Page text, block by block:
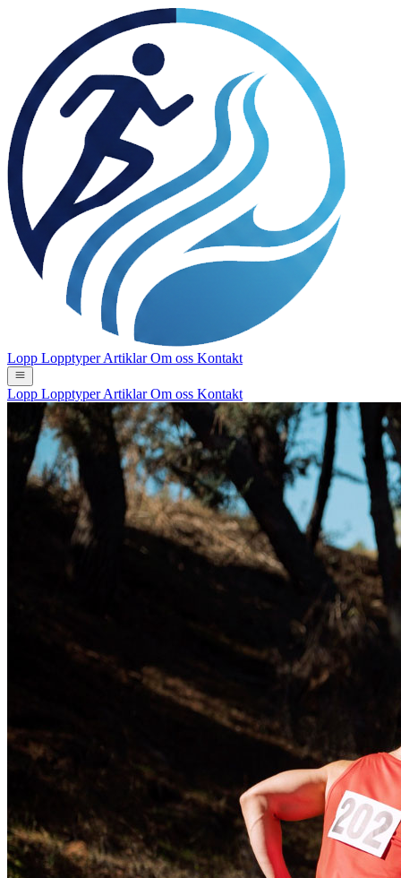
Lopp LopptyperArtiklarOm oss Kontakt
Lopp LopptyperArtiklarOm oss Kontakt